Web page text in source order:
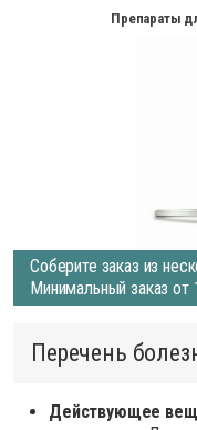
Препараты
Соберите заказ из
Минимальный заказ от
Перечень
Действующее